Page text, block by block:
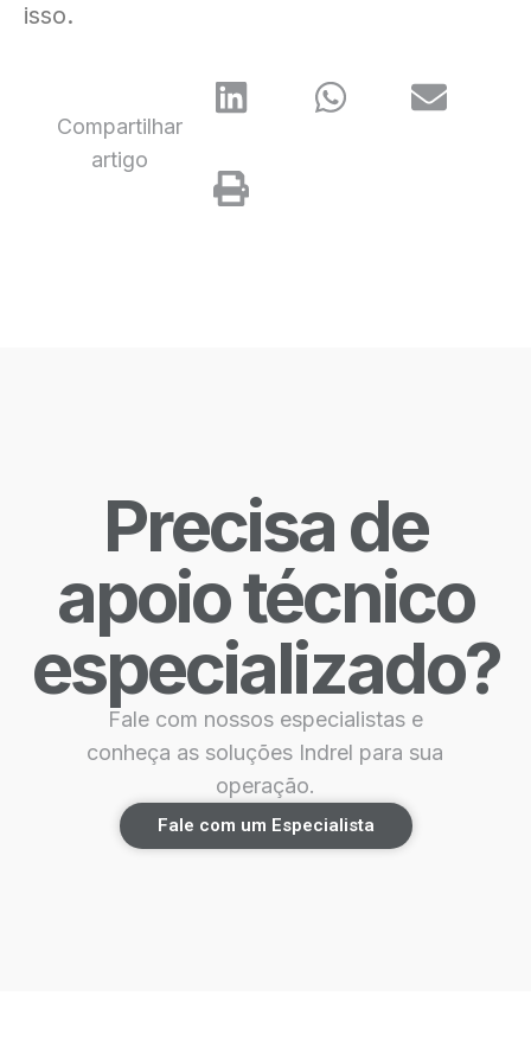
isso.
Compartilhar
artigo
Precisa de
apoio técnico
especializado?
Fale com nossos especialistas e
conheça as soluções Indrel para sua
operação.
Fale com um Especialista